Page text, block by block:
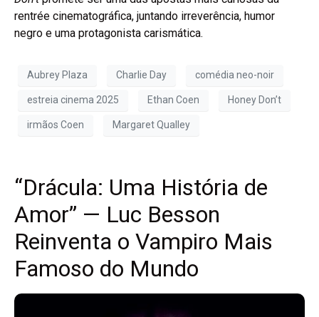
rentrée cinematográfica, juntando irreverência, humor
negro e uma protagonista carismática.
Aubrey Plaza Charlie Day comédia neo-noir
estreia cinema 2025 Ethan Coen Honey Don’t
irmãos Coen Margaret Qualley
“Drácula: Uma História de
Amor” — Luc Besson
Reinventa o Vampiro Mais
Famoso do Mundo